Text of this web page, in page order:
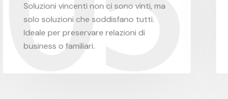
Soluzioni vincenti non ci sono vinti, ma
solo soluzioni che soddisfano tutti.
Ideale per preservare relazioni di
business o familiari.